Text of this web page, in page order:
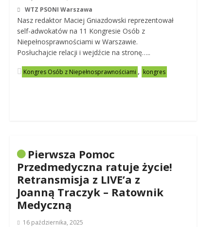
WTZ PSONI Warszawa
Nasz redaktor Maciej Gniazdowski reprezentował
self-adwokatów na 11 Kongresie Osób z
Niepełnosprawnościami w Warszawie.
Posłuchajcie relacji i wejdźcie na stronę…..
Kongres Osób z Niepełnosprawnościami , kongres
Pierwsza Pomoc
Przedmedyczna ratuje życie!
Retransmisja z LIVE’a z
Joanną Traczyk – Ratownik
Medyczną
16 października, 2025